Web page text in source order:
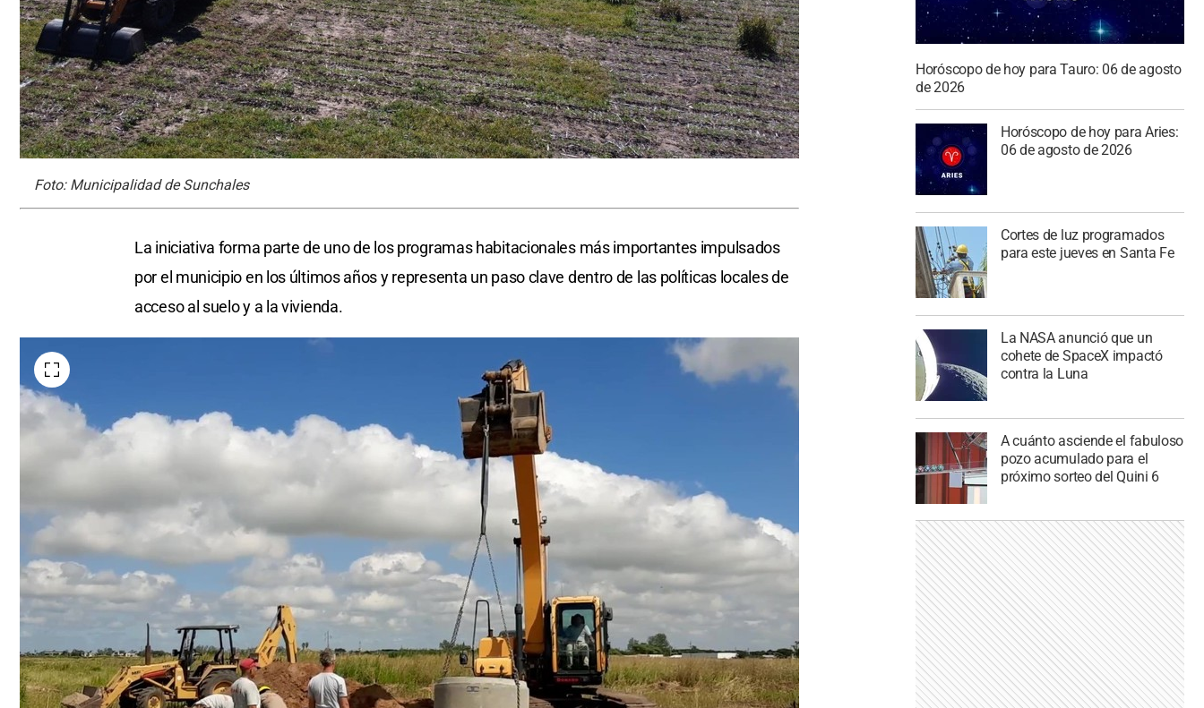
Foto: Municipalidad de Sunchales
La iniciativa forma parte de uno de los programas habitacionales más importantes impulsados
por el municipio en los últimos años y representa un paso clave dentro de las políticas locales de
acceso al suelo y a la vivienda.
Horóscopo de hoy para Tauro: 06 de agosto
de 2026
Horóscopo de hoy para Aries:
06 de agosto de 2026
Cortes de luz programados
para este jueves en Santa Fe
La NASA anunció que un
cohete de SpaceX impactó
contra la Luna
A cuánto asciende el fabuloso
pozo acumulado para el
próximo sorteo del Quini 6